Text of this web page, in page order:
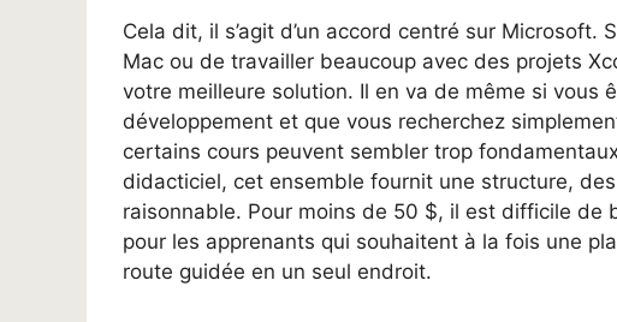
Cela dit, il s’agit d’un accord centré sur
Mac ou de travailler beaucoup avec des projets
votre meilleure solution. Il en va de même si vous
développement et que vous recherchez
certains cours peuvent sembler trop
didacticiel, cet ensemble fournit une structure,
raisonnable. Pour moins de 50 $, il est difficile
pour les apprenants qui souhaitent à la fois une
route guidée en un seul endroit.